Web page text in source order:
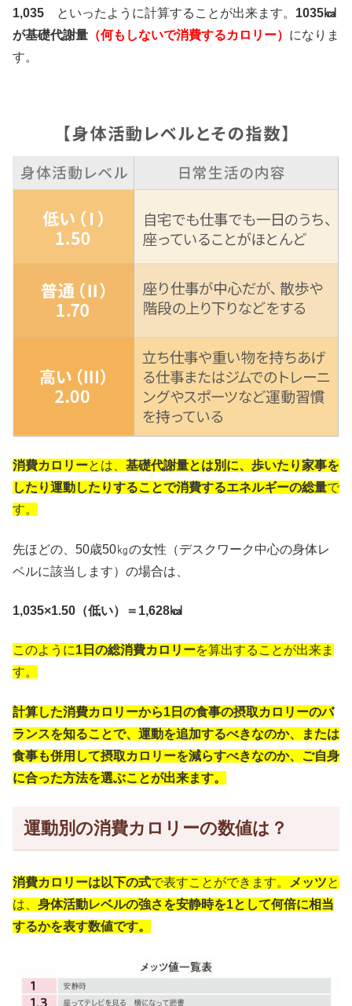
1,035 といったように計算することが出来ます。 1035㎉
が基礎代謝量 （何もしないで消費するカロリー） になりま
す。
消費カロリーとは、 基礎代謝量とは別に、歩いたり家事を
したり運動したりすることで消費するエネルギーの総量で
す。
先ほどの、50歳50㎏の女性（デスクワーク中心の身体レ
ベルに該当します）の場合は、
1,035×1.50（低い）＝1,628㎉
このように1日の総消費カロリーを算出することが出来ま
す。
計算した消費カロリーから1日の食事の摂取カロリーのバ
ランスを知ることで、運動を追加するべきなのか、または
食事も併用して摂取カロリーを減らすべきなのか、ご自身
に合った方法を選ぶことが出来ます。
運動別の消費カロリーの数値は？
消費カロリーは以下の式で表すことができます。 メッツと
は、 身体活動レベルの強さを安静時を1として何倍に相当
するかを表す数値です。